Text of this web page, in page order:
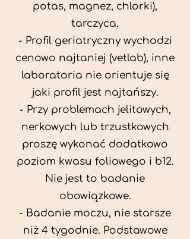
potas, magnez, chlorki),
tarczyca.
- Profil geriatryczny wychodzi
cenowo najtaniej (vetlab), inne
laboratoria nie orientuje się
jaki profil jest najtańszy.
- Przy problemach jelitowych,
nerkowych lub trzustkowych
proszę wykonać dodatkowo
poziom kwasu foliowego i b12.
Nie jest to badanie
obowiązkowe.
- Badanie moczu, nie starsze
niż 4 tygodnie. Podstawowe